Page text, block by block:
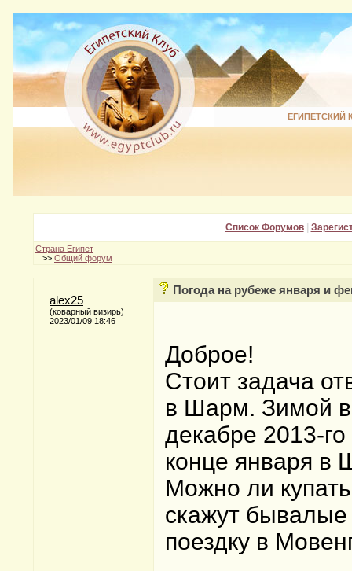
ЕГИПЕТСКИЙ
Список Форумов|
Страна Египет
>> Общий форум
alex25
(коварный визирь)
2023/01/09 18:46
Погода на рубеже января и
Доброе!
Стоит задача
в Шарм. Зимой в
декабре 2013-
конце января в
Можно ли
скажут
поездку в